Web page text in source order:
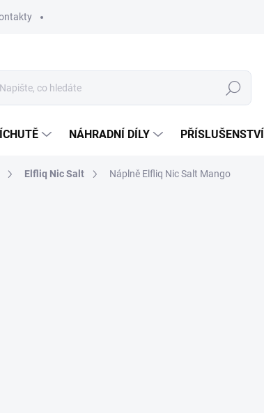
Hledat
NÁHRADNÍ DÍLY PŘÍSLUŠENSTVÍ
Elfliq Nic Salt Náplně Elfliq Nic Salt Mango